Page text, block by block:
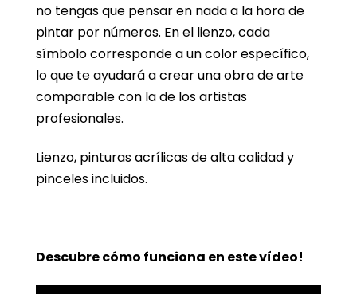
no tengas que pensar en nada a la hora de
pintar por números. En el lienzo, cada
símbolo corresponde a un color específico,
lo que te ayudará a crear una obra de arte
comparable con la de los artistas
profesionales.
Lienzo, pinturas acrílicas de alta calidad y
pinceles incluidos.
Descubre cómo funciona en este vídeo!